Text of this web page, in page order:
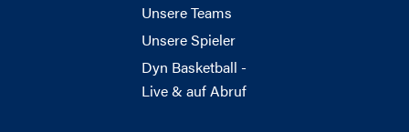
Unsere Teams
Unsere Spieler
Dyn Basketball -
Live & auf Abruf